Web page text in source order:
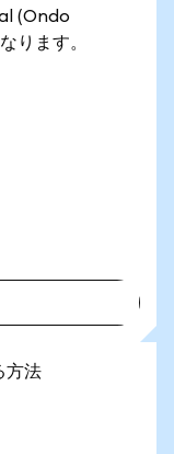
(Ondo
ります。
法